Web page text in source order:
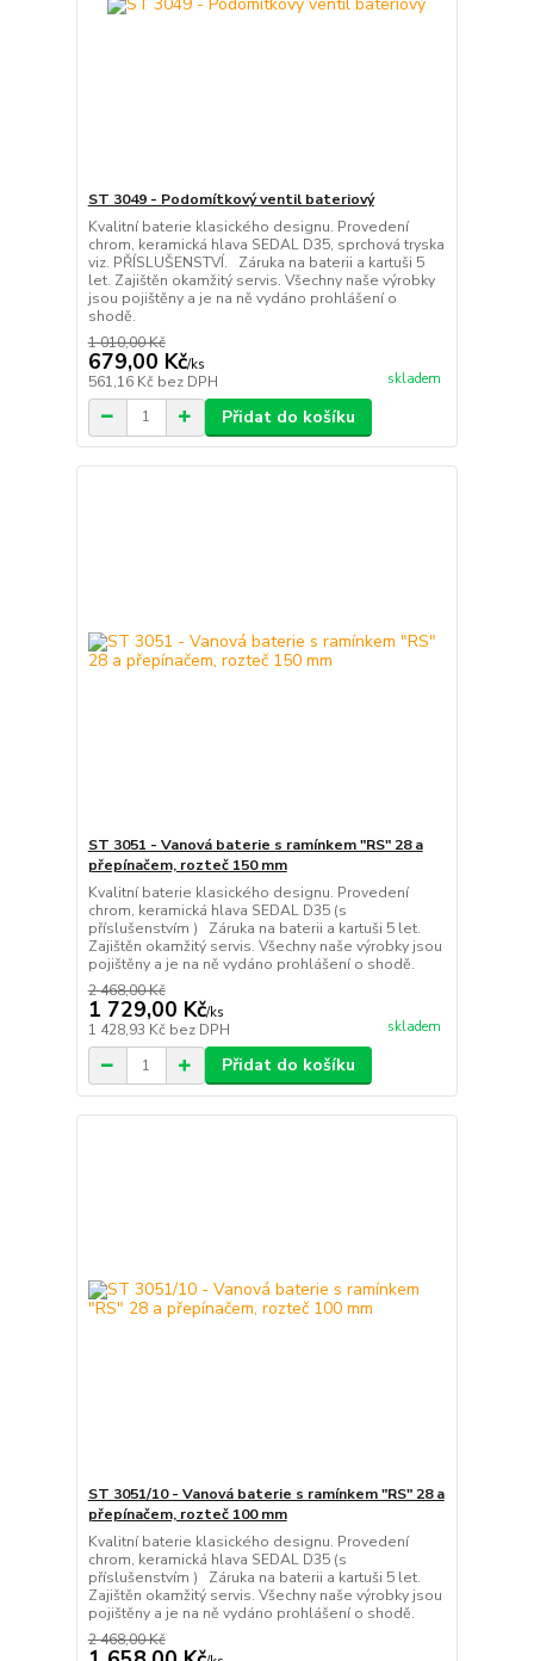
ST 3049 - Podomítkový ventil bateriový
Kvalitní baterie klasického designu. Provedení
chrom, keramická hlava SEDAL D35, sprchová tryska
viz. PŘÍSLUŠENSTVÍ. Záruka na baterii a kartuši 5
let. Zajištěn okamžitý servis. Všechny naše výrobky
jsou pojištěny a je na ně vydáno prohlášení o
shodě.
1 010,00 Kč
679,00 Kč/ks
561,16 Kč bez DPH skladem
Přidat do košíku
ST 3051 - Vanová baterie s ramínkem "RS" 28 a
přepínačem, rozteč 150 mm
Kvalitní baterie klasického designu. Provedení
chrom, keramická hlava SEDAL D35 (s
příslušenstvím ) Záruka na baterii a kartuši 5 let.
Zajištěn okamžitý servis. Všechny naše výrobky jsou
pojištěny a je na ně vydáno prohlášení o shodě.
2 468,00 Kč
1 729,00 Kč/ks
1 428,93 Kč bez DPH skladem
Přidat do košíku
ST 3051/10 - Vanová baterie s ramínkem "RS" 28 a
přepínačem, rozteč 100 mm
Kvalitní baterie klasického designu. Provedení
chrom, keramická hlava SEDAL D35 (s
příslušenstvím ) Záruka na baterii a kartuši 5 let.
Zajištěn okamžitý servis. Všechny naše výrobky jsou
pojištěny a je na ně vydáno prohlášení o shodě.
2 468,00 Kč